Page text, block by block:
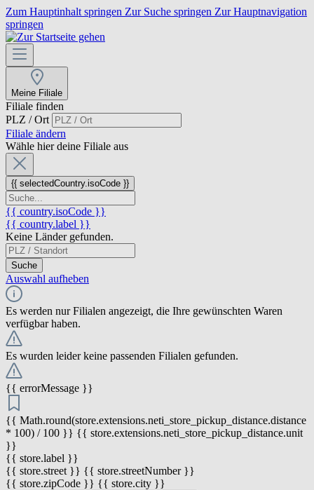
Zum Hauptinhalt springen Zur Suche springen Zur Hauptnavigation
springen
Meine Filiale
Filiale finden
PLZ / Ort
Filiale ändern
Wähle hier deine Filiale aus
{{ selectedCountry.isoCode }}
{{ country.isoCode }}
{{ country.label }}
Keine Länder gefunden.
Suche
Auswahl aufheben
Es werden nur Filialen angezeigt, die Ihre gewünschten Waren
verfügbar haben.
Es wurden leider keine passenden Filialen gefunden.
{{ errorMessage }}
{{ Math.round(store.extensions.neti_store_pickup_distance.distance
* 100) / 100 }} {{ store.extensions.neti_store_pickup_distance.unit
}}
{{ store.label }}
{{ store.street }} {{ store.streetNumber }}
{{ store.zipCode }} {{ store.city }}